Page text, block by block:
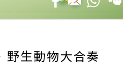
生動物大合奏